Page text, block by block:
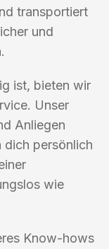
transportiert
und
ist, bieten wir
Unser
Anliegen
dich persönlich
wie
Know-hows